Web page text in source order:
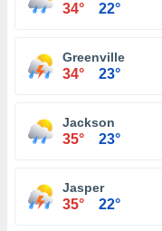
34° 22°
Greenville
34° 23°
Jackson
35° 23°
Jasper
35° 22°